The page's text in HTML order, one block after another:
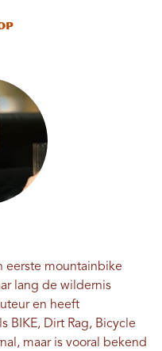
eerste mountainbike
lang de wildernis
en heeft
BIKE, Dirt Rag, Bicycle
maar is vooral bekend